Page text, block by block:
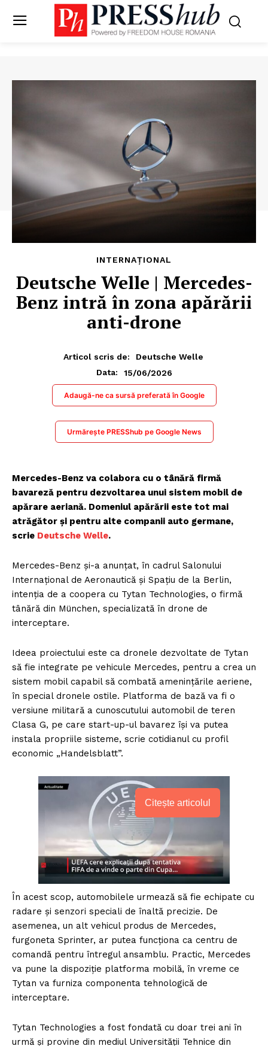
INTERNAȚIONAL
Deutsche Welle | Mercedes-
Benz intră în zona apărării
anti-drone
Articol scris de:
Deutsche Welle
Data:
15/06/2026
Adaugă-ne ca sursă preferată în Google
Urmărește PRESShub pe Google News
Mercedes-Benz va colabora cu o tânără firmă
bavareză pentru dezvoltarea unui sistem mobil de
apărare aeriană. Domeniul apărării este tot mai
atrăgător și pentru alte companii auto germane,
scrie Deutsche Welle.
Mercedes-Benz și-a anunțat, în cadrul Salonului
Internațional de Aeronautică și Spațiu de la Berlin,
intenția de a coopera cu Tytan Technologies, o firmă
tânără din München, specializată în drone de
interceptare.
Ideea proiectului este ca dronele dezvoltate de Tytan
să fie integrate pe vehicule Mercedes, pentru a crea un
sistem mobil capabil să combată amenințările aeriene,
în special dronele ostile. Platforma de bază va fi o
versiune militară a cunoscutului automobil de teren
Clasa G, pe care start-up-ul bavarez își va putea
instala propriile sisteme, scrie cotidianul cu profil
economic „Handelsblatt”.
Citește articolul
În acest scop, automobilele urmează să fie echipate cu
radare și senzori speciali de înaltă precizie. De
asemenea, un alt vehicul produs de Mercedes,
furgoneta Sprinter, ar putea funcționa ca centru de
comandă pentru întregul ansamblu. Practic, Mercedes
va pune la dispoziție platforma mobilă, în vreme ce
Tytan va furniza componenta tehnologică de
interceptare.
Tytan Technologies a fost fondată cu doar trei ani în
urmă și provine din mediul Universității Tehnice din